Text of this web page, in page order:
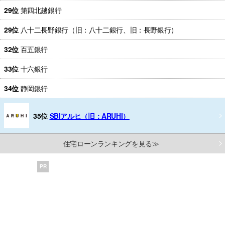
29位 第四北越銀行
29位 八十二長野銀行（旧：八十二銀行、旧：長野銀行）
32位 百五銀行
33位 十六銀行
34位 静岡銀行
35位 SBIアルヒ（旧：ARUHI）
住宅ローンランキングを見る≫
PR